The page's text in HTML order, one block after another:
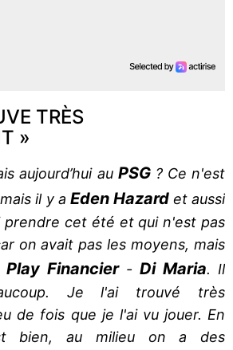
TRÈS
»
aujourd’hui auPSG ? Ce n'est
il y a Eden Hazardet aussi
prendre cet été et qui n'est pas
on avait pas les moyens, mais
Play Financier- Di Maria. Il
Je l'ai trouvé très
de fois que je l'ai vu jouer. En
bien, au milieu on a des